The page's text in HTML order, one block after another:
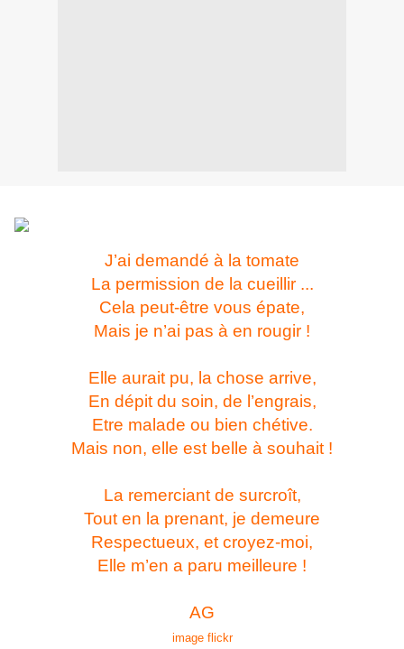
J’ai demandé à la tomate
La permission de la cueillir ...
Cela peut-être vous épate,
Mais je n’ai pas à en rougir !
Elle aurait pu, la chose arrive,
En dépit du soin, de l’engrais,
Etre malade ou bien chétive.
Mais non, elle est belle à souhait !
La remerciant de surcroît,
Tout en la prenant, je demeure
Respectueux, et croyez-moi,
Elle m’en a paru meilleure !
AG
image flickr